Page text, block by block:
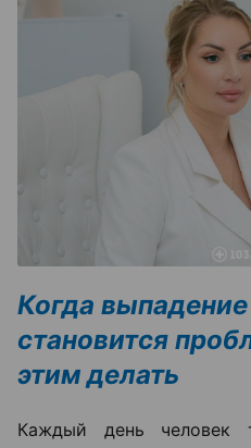
Когда
становится
этим делать
Каждый день